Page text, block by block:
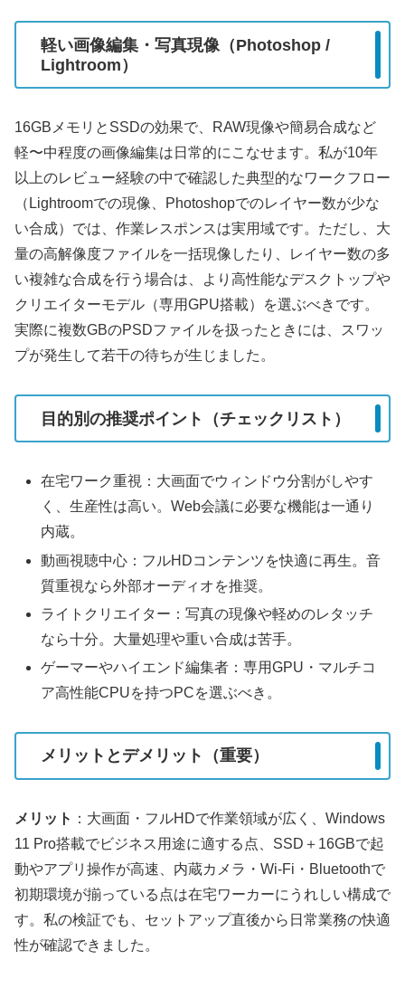
軽い画像編集・写真現像（Photoshop /
Lightroom）
16GBメモリとSSDの効果で、RAW現像や簡易合成など
軽〜中程度の画像編集は日常的にこなせます。私が10年
以上のレビュー経験の中で確認した典型的なワークフロー
（Lightroomでの現像、Photoshopでのレイヤー数が少な
い合成）では、作業レスポンスは実用域です。ただし、大
量の高解像度ファイルを一括現像したり、レイヤー数の多
い複雑な合成を行う場合は、より高性能なデスクトップや
クリエイターモデル（専用GPU搭載）を選ぶべきです。
実際に複数GBのPSDファイルを扱ったときには、スワッ
プが発生して若干の待ちが生じました。
目的別の推奨ポイント（チェックリスト）
在宅ワーク重視：大画面でウィンドウ分割がしやす
く、生産性は高い。Web会議に必要な機能は一通り
内蔵。
動画視聴中心：フルHDコンテンツを快適に再生。音
質重視なら外部オーディオを推奨。
ライトクリエイター：写真の現像や軽めのレタッチ
なら十分。大量処理や重い合成は苦手。
ゲーマーやハイエンド編集者：専用GPU・マルチコ
ア高性能CPUを持つPCを選ぶべき。
メリットとデメリット（重要）
メリット ：大画面・フルHDで作業領域が広く、Windows
11 Pro搭載でビジネス用途に適する点、SSD＋16GBで起
動やアプリ操作が高速、内蔵カメラ・Wi‑Fi・Bluetoothで
初期環境が揃っている点は在宅ワーカーにうれしい構成で
す。私の検証でも、セットアップ直後から日常業務の快適
性が確認できました。